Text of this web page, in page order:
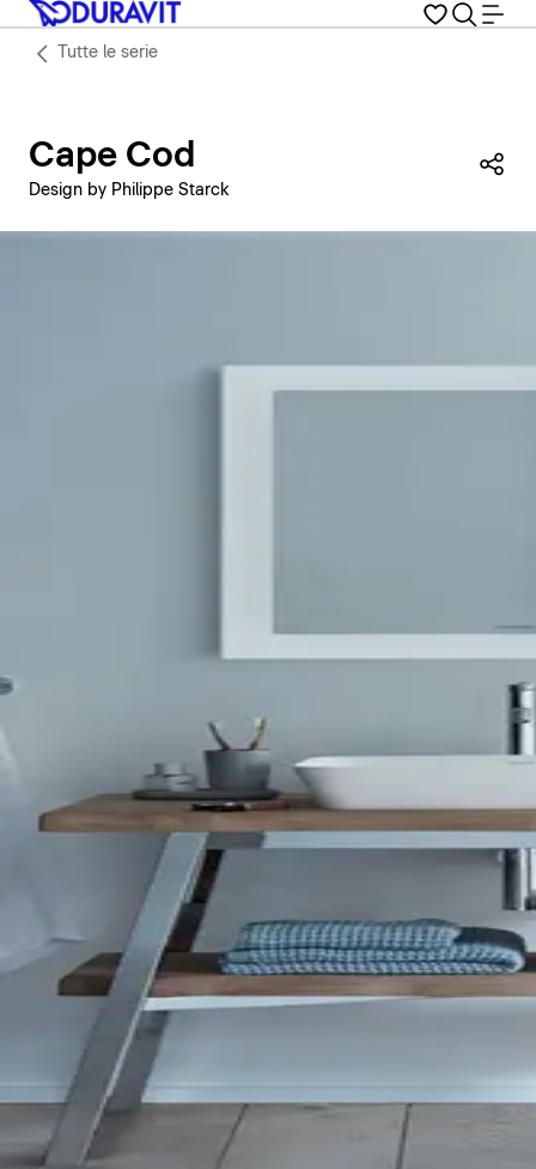
Tutte le serie
Cape Cod
Design by Philippe Starck